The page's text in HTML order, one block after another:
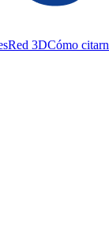
Red 3DCómo